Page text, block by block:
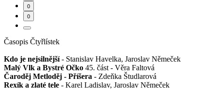
0
0
Časopis Čtyřlístek
Kdo je nejsilnější- Stanislav Havelka, Jaroslav Němeček
Malý Vlk a Bystré Očko 45. část - Věra Faltová
Čaroděj Metloděj - Příšera - Zdeňka Študlarová
Rexík a zlaté tele - Karel Ladislav, Jaroslav Němeček